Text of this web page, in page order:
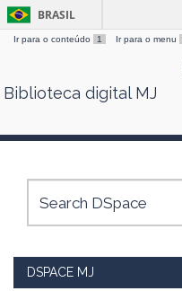
Skip
BRASIL
Ir para o conteúdo 1 Ir para o menu
Biblioteca digital MJ
DSPACE MJ